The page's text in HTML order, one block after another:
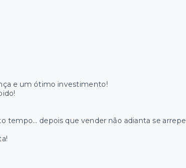
e um ótimo investimento!
depois que vender não adianta se